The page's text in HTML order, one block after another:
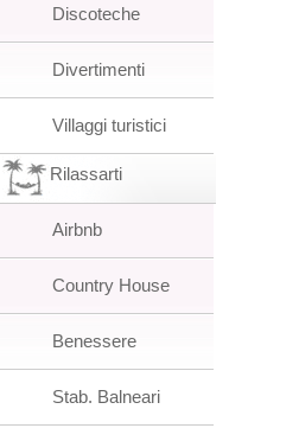
Discoteche
Divertimenti
Villaggi turistici
Rilassarti
Airbnb
Country House
Benessere
Stab. Balneari